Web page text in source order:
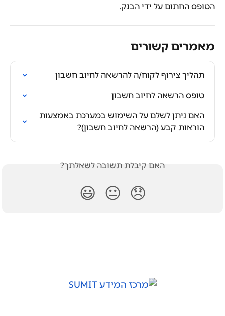
הטופס החתום על ידי הבנק.
מאמרים קשורים
תהליך צירוף לקוח/ה להרשאה לחיוב חשבון
טופס הרשאה לחיוב חשבון
האם ניתן לשלם על השימוש במערכת באמצעות
הוראות קבע (הרשאה לחיוב חשבון)?
האם קיבלת תשובה לשאלתך?
😞
😐
😃